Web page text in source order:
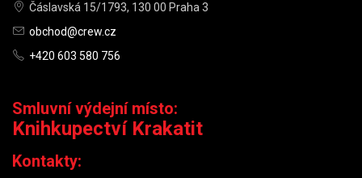
Čáslavská 15/1793, 130 00 Praha 3
obchod@crew.cz
+420 603 580 756
Smluvní výdejní místo:
Knihkupectví Krakatit
Kontakty: